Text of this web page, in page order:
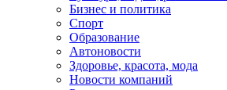
Бизнес и политика
Спорт
Образование
Автоновости
Здоровье, красота, мода
Новости компаний